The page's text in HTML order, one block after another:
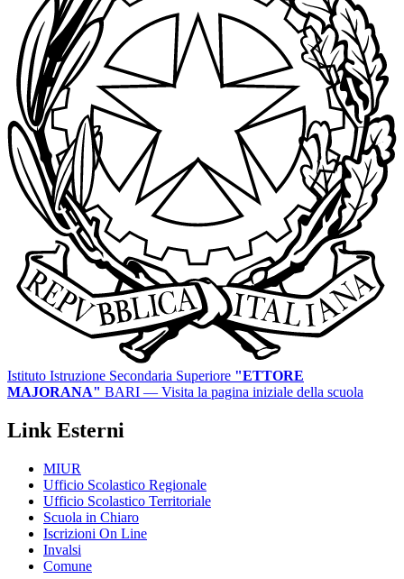
Istituto Istruzione Secondaria Superiore "ETTORE
MAJORANA" BARI — Visita la pagina iniziale della scuola
Link Esterni
MIUR
Ufficio Scolastico Regionale
Ufficio Scolastico Territoriale
Scuola in Chiaro
Iscrizioni On Line
Invalsi
Comune